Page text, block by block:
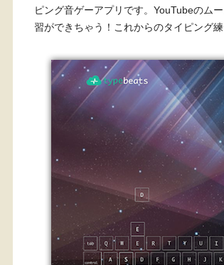
ピング音ゲーアプリです。YouTubeのム
習ができちゃう！これからのタイピング